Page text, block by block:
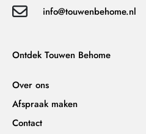
info@touwenbehome.nl
Ontdek Touwen Behome
Over ons
Afspraak maken
Contact